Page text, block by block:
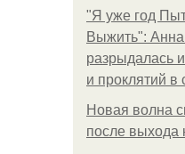
"Я уже год
Выжить": Анна
разрыдалась
и проклятий в
Новая волна
после выхода